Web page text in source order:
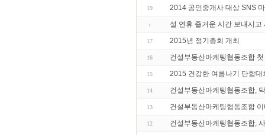
19
2014 공인중개사 대상 SNS
설 연휴 즐거운 시간 보내시고
17 2015년 정기총회 개최
16 건설부동산마케팅협동조합
15 2015 건강한 여름나기 단합대
14 건설부동산마케팅협동조합,
13 건설부동산마케팅협동조합
12 건설부동산마케팅협동조합,